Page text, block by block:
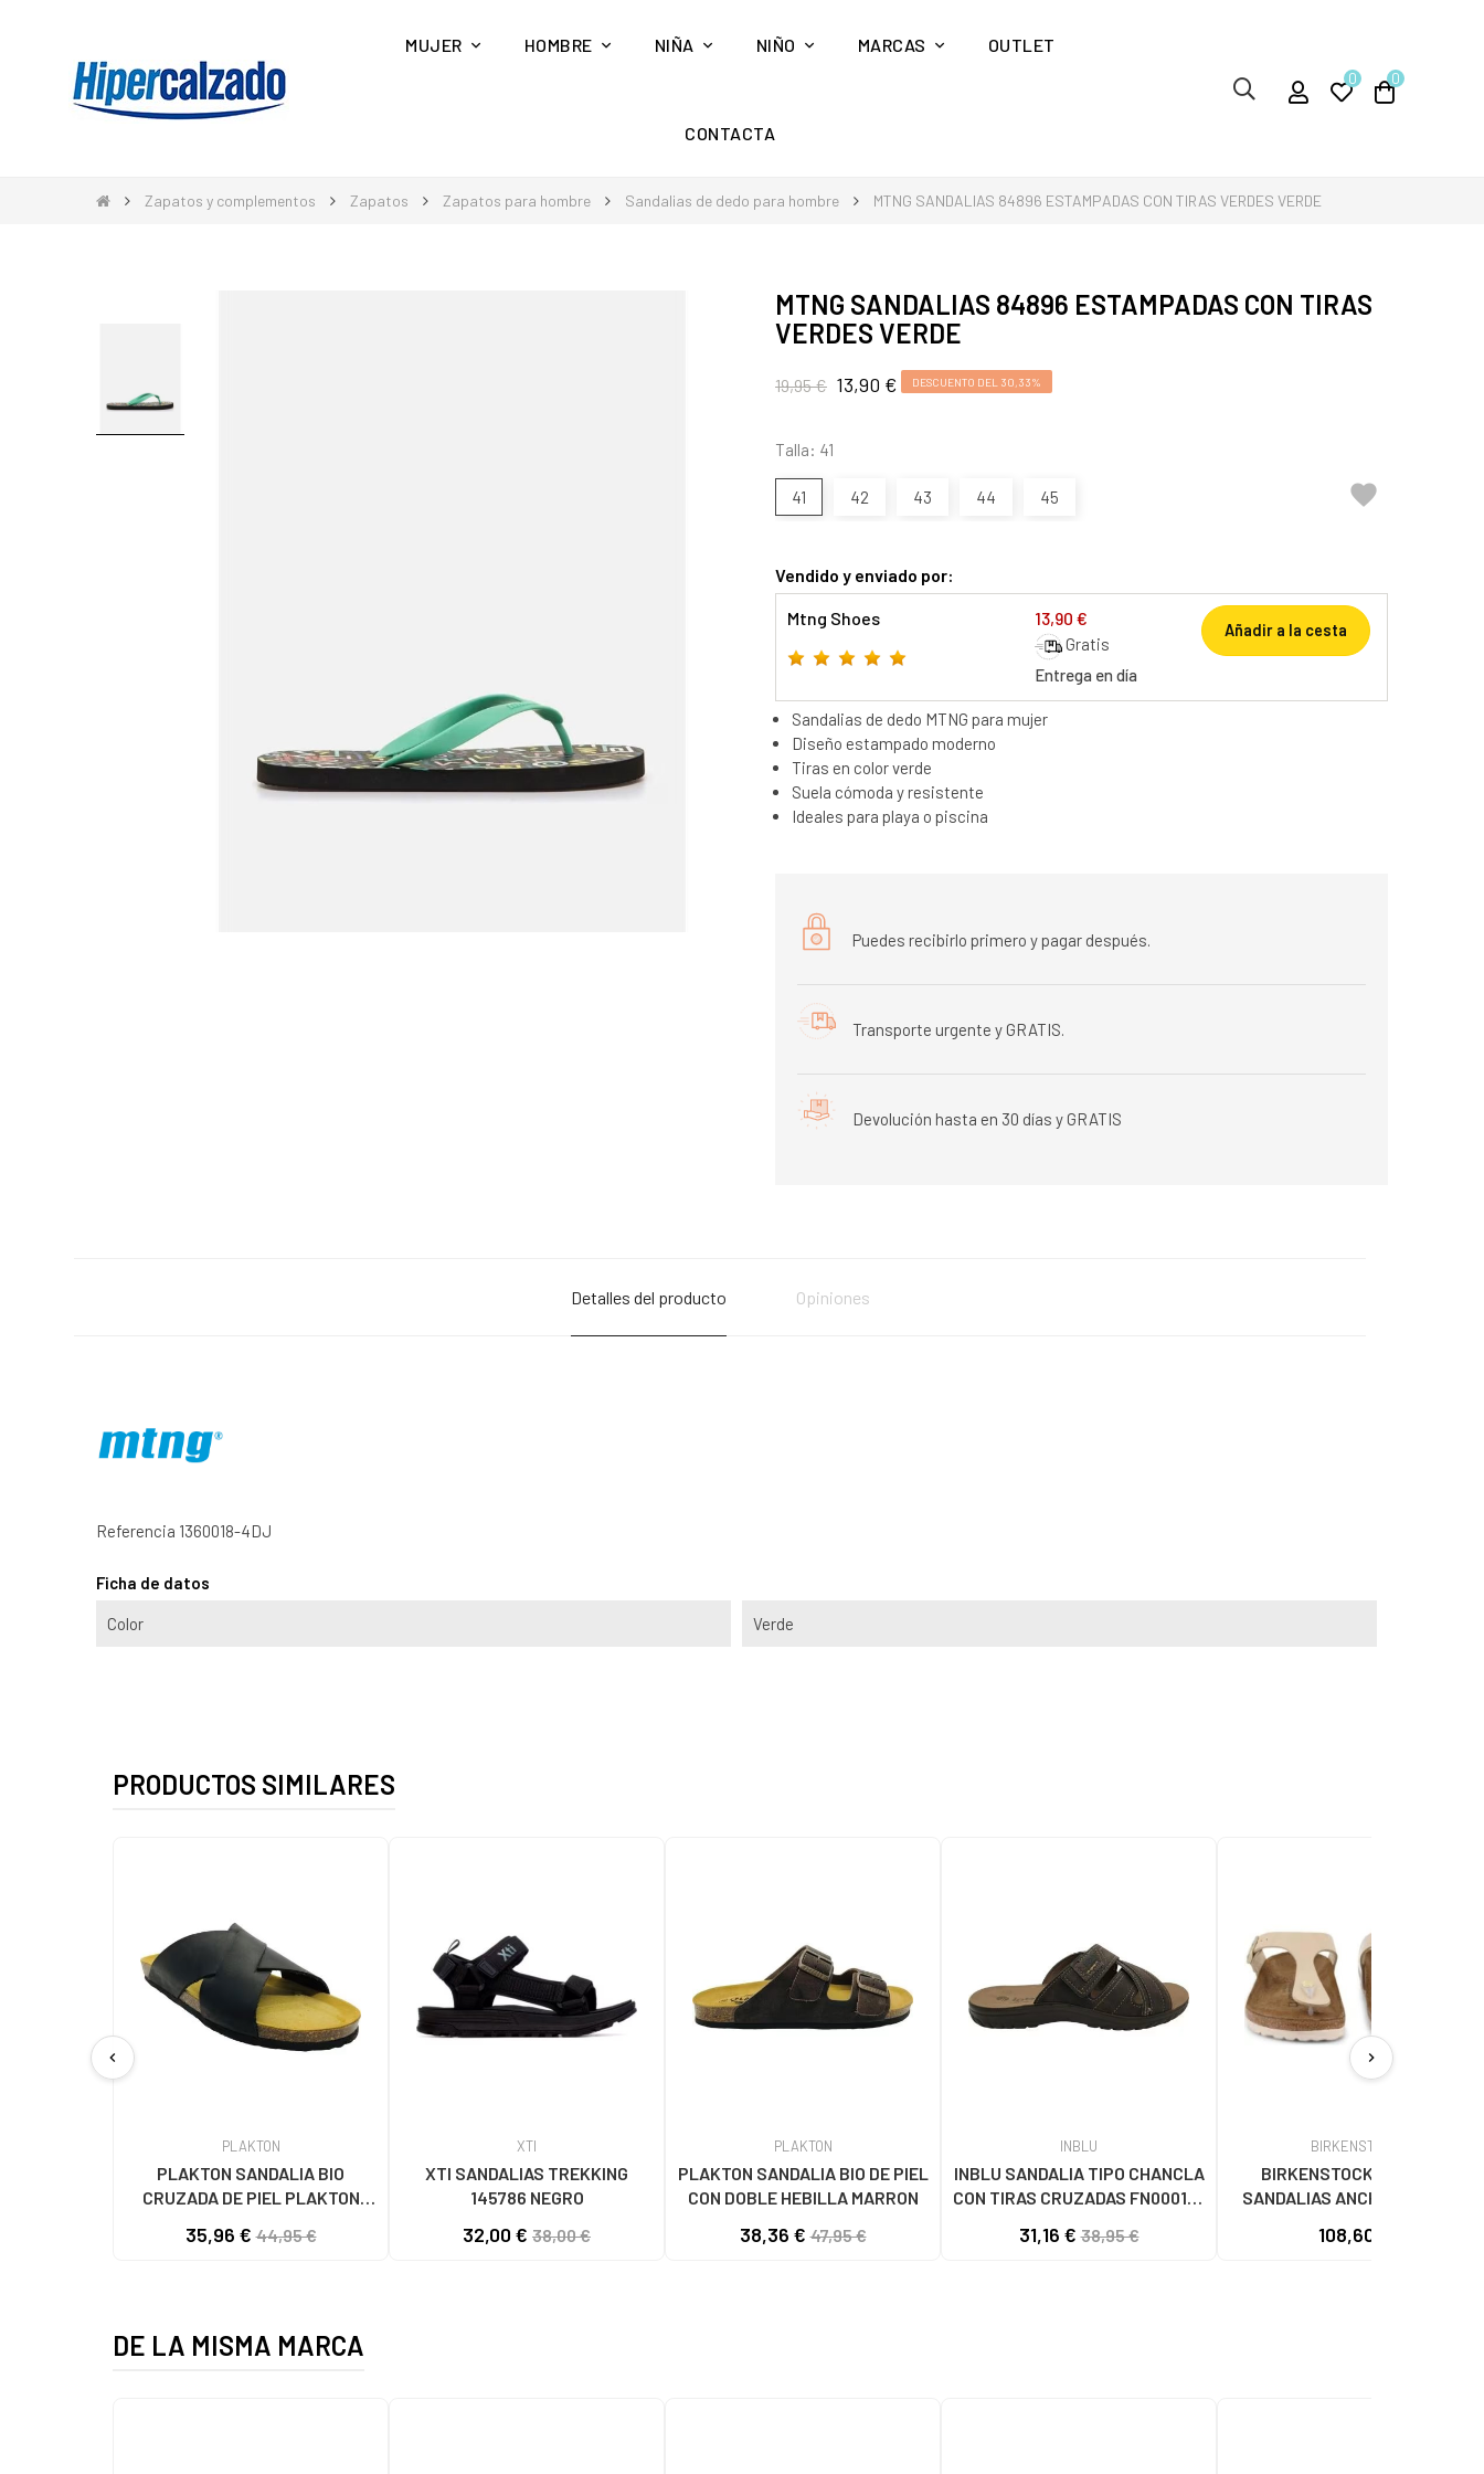
MUJER HOMBRE NIÑA NIÑO MARCAS OUTLET
CONTACTA
0 0
Zapatos y complementos Zapatos Zapatos para hombre Sandalias de dedo para hombre MTNG SANDALIAS 84896 ESTAMPADAS CON TIRAS VERDES VERDE
MTNG SANDALIAS 84896 ESTAMPADAS CON TIRAS
VERDES VERDE
19,95 € 13,90 € DESCUENTO DEL 30,33%
Talla: 41
41 42 43 44 45 
Vendido y enviado por:
Mtng Shoes 13,90 €
Gratis
Entrega en día
Añadir a la cesta
Sandalias de dedo MTNG para mujer
Diseño estampado moderno
Tiras en color verde
Suela cómoda y resistente
Ideales para playa o piscina
Puedes recibirlo primero y pagar después.
Transporte urgente y GRATIS.
Devolución hasta en 30 días y GRATIS
Detalles del producto Opiniones
Referencia 1360018-4DJ
Ficha de datos
Color Verde
PRODUCTOS SIMILARES
chevron_left
PLAKTON
PLAKTON SANDALIA BIO
CRUZADA DE PIEL PLAKTON
35,96 €44,95 €
XTI
XTI SANDALIAS TREKKING
145786 NEGRO
32,00 € 38,00 €
PLAKTON
PLAKTON SANDALIA BIO DE PIEL
CON DOBLE HEBILLA MARRON
38,36 €47,95 €
INBLU
INBLU SANDALIA TIPO CHANCLA
CON TIRAS CRUZADAS FN000114
31,16 €38,95 €
BIRKENSTOCK
BIRKENSTOCK GIZEH BF
SANDALIAS ANCHO REGULAR
108,60 €
chevron_right
DE LA MISMA MARCA